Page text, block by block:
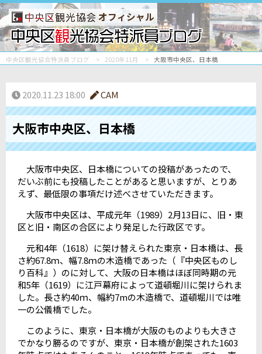
オフィシャル
中央区観光協会特派員ブログ 2020年11月 大阪市中央区、日本橋
2020.11.23 18:00 CAM
大阪市中央区、日本橋
大阪市中央区、日本橋についての投稿があったので、
だいぶ前にも投稿したことがあると思いますが、とりあ
えず、最低限の事項だけ述べさせていただきます。
大阪市中央区は、平成元年（1989）2月13日に、旧・東
区と旧・南区の合区により発足した行政区です。
元和4年（1618）に架け替えられた東京・日本橋は、長
さ約67.8ｍ、幅7.8ｍの木造橋であった（『中央区ものし
り百科』）のに対して、大阪の日本橋はほぼ同時期の元
和5年（1619）に江戸幕府によって道頓堀川に架けられま
した。長さ約40ｍ、幅約7mの木造橋で、道頓堀川では唯
一の公儀橋でした。
このように、東京・日本橋が大阪のものよりも大きさ
でかなり勝るのですが、東京・日本橋が創架された1603